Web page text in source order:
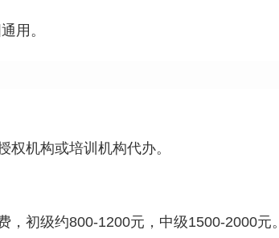
用。
机构或培训机构代办。
初级约800-1200元，中级1500-2000元。